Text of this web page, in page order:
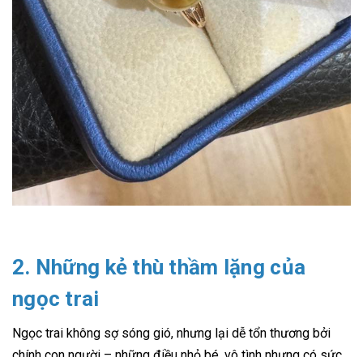
2. Những kẻ thù thầm lặng của
ngọc trai
Ngọc trai không sợ sóng gió, nhưng lại dễ tổn thương bởi